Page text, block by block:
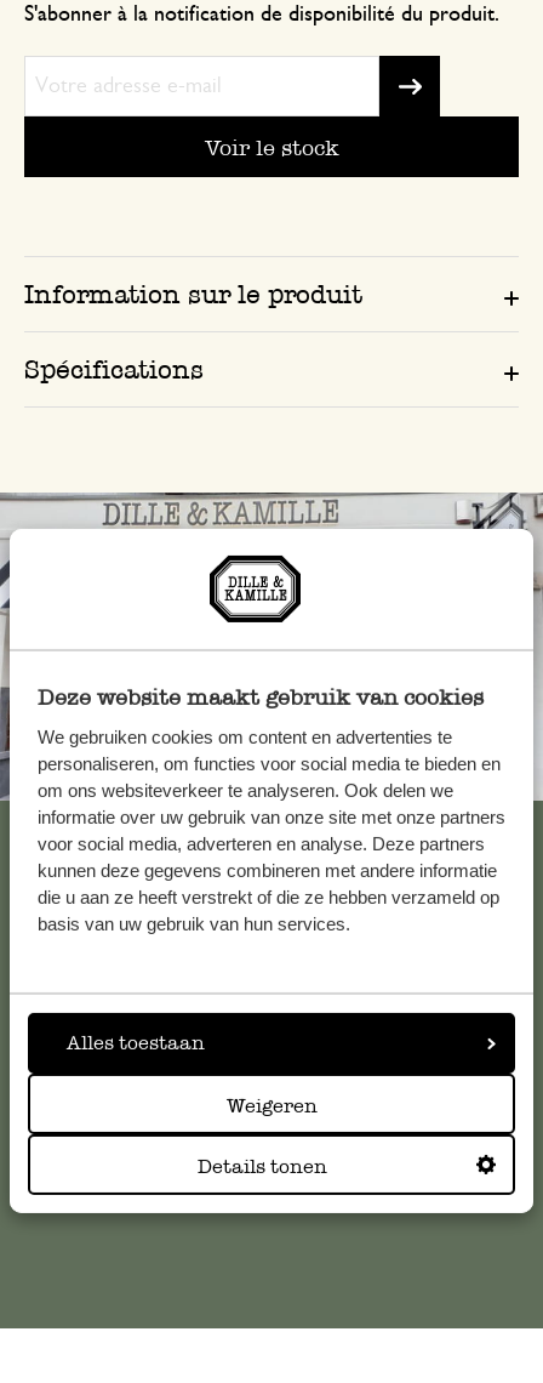
Deze website maakt gebruik van cookies
We gebruiken cookies om content en advertenties te
personaliseren, om functies voor social media te bieden en
om ons websiteverkeer te analyseren. Ook delen we
informatie over uw gebruik van onze site met onze partners
voor social media, adverteren en analyse. Deze partners
kunnen deze gegevens combineren met andere informatie
die u aan ze heeft verstrekt of die ze hebben verzameld op
basis van uw gebruik van hun services.
Alles toestaan
Weigeren
Details tonen
S'abonner à la notification de disponibilité du produit.
Voir le stock
Information sur le produit
Spécifications
Toujours à proximité
Voir les 62 magasins
Service clientèle
Pour toute question ou demande de conseil ou d’aide,
nos réponses auxquestions les plus fréquemment posées
Service client en ligne